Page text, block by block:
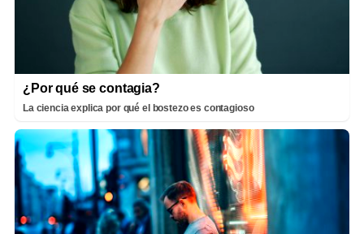
¿Por qué se contagia?
La ciencia explica por qué el bostezo es contagioso